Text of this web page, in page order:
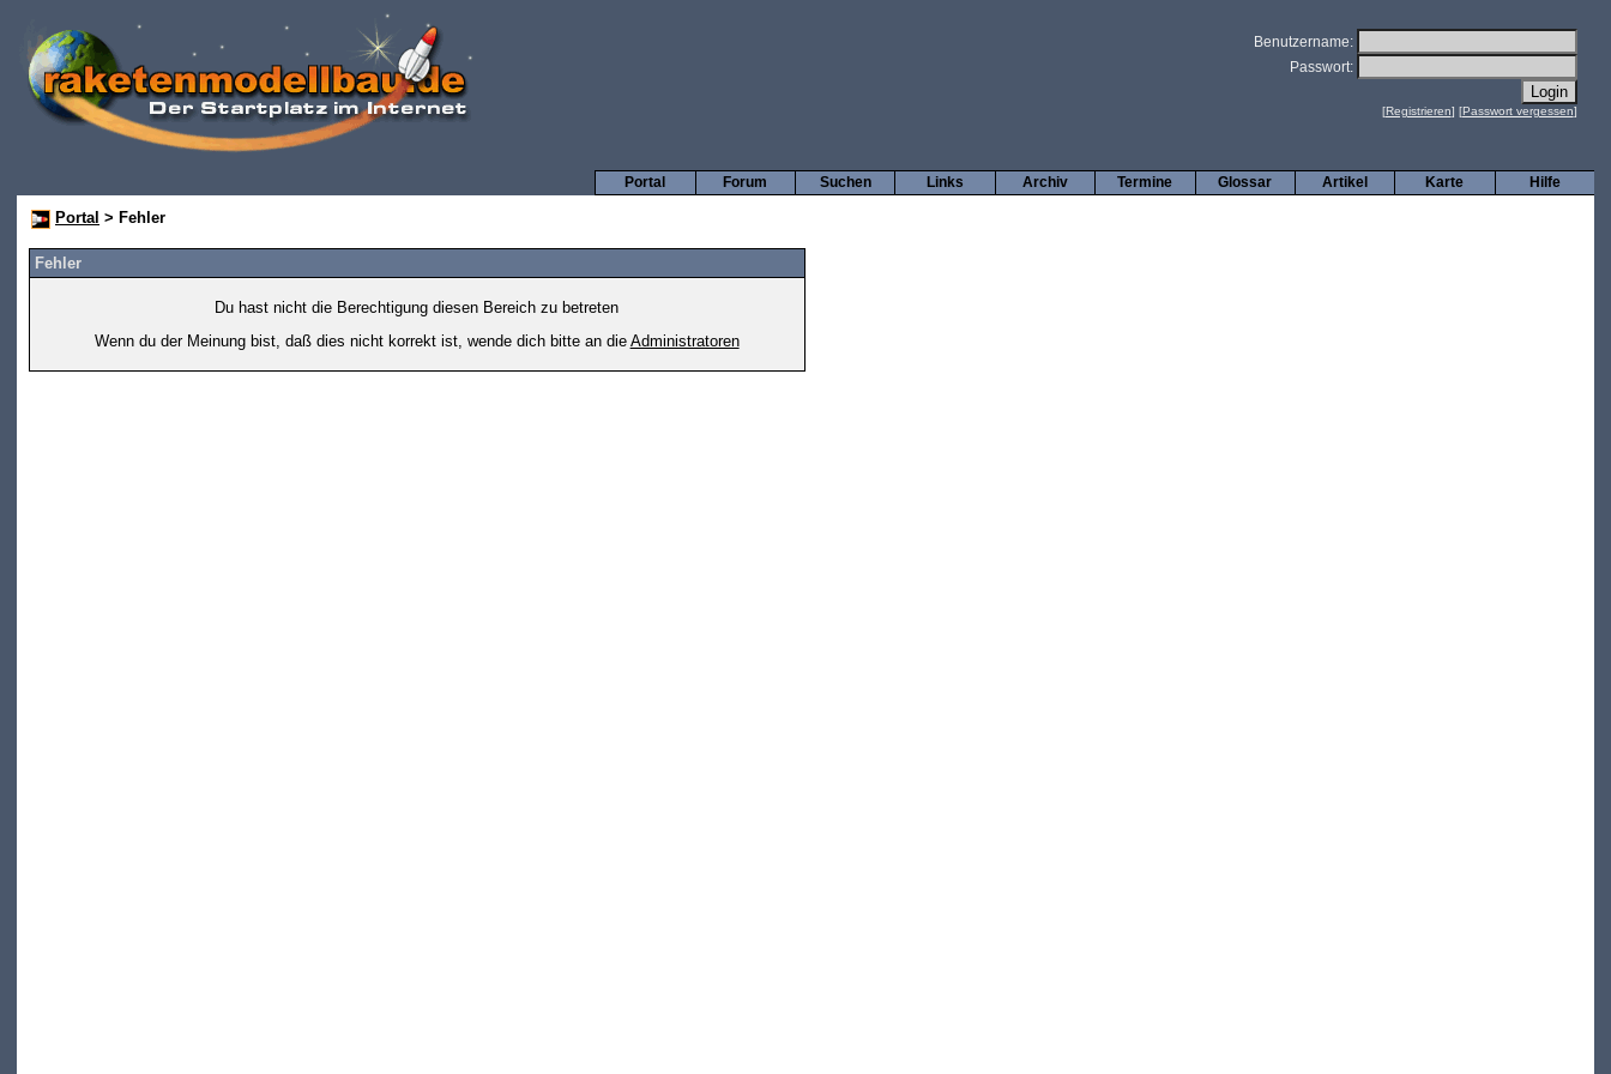
Benutzername:
Passwort:
[Registrieren] [Passwort vergessen]
Hilfe
Karte
Artikel
Glossar
Termine
Archiv
Links
Suchen
Forum
Portal
Portal > Fehler
Fehler
Du hast nicht die Berechtigung diesen Bereich zu betreten
Wenn du der Meinung bist, daß dies nicht korrekt ist, wende dich bitte an die Administratoren